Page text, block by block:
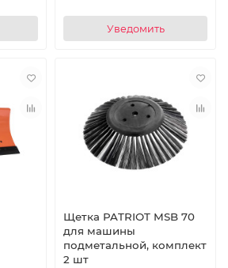
Уведомить
Щетка PATRIOT MSB 70
для машины
подметальной, комплект
2 шт